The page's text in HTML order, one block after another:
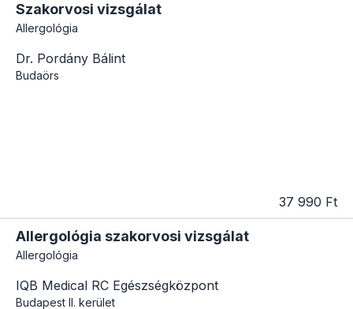
Szakorvosi vizsgálat
Allergológia
Dr. Pordány Bálint
Budaörs
37 990 Ft
Allergológia szakorvosi vizsgálat
Allergológia
IQB Medical RC Egészségközpont
Budapest II. kerület